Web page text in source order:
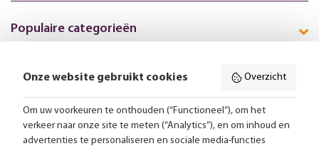
Populaire categorieën
Gratis bezorging vanaf 99,-
Onze website gebruikt cookies Overzicht
Om uw voorkeuren te onthouden (“Functioneel”), om het
verkeer naar onze site te meten (“Analytics”), en om inhoud en
advertenties te personaliseren en sociale media-functies